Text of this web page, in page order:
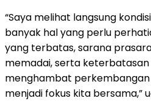
“Saya melihat langsung
banyak hal yang perlu
yang terbatas, sarana
memadai, serta
menghambat perkembangan
menjadi fokus kita bersama,”